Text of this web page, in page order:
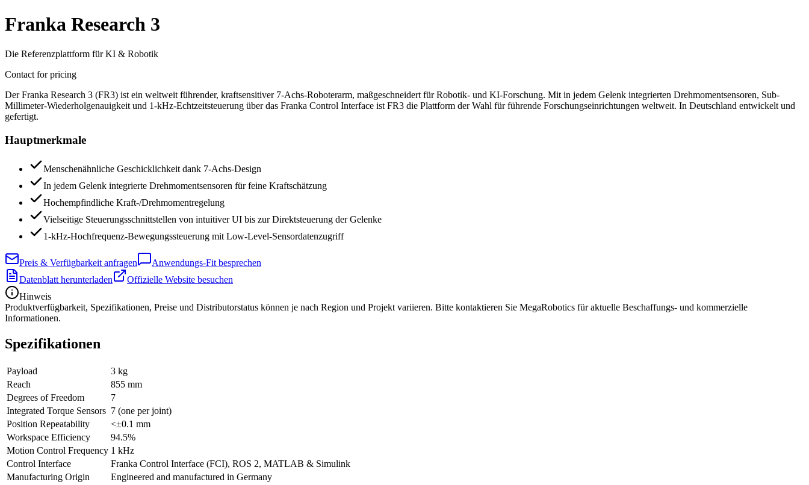
Franka Research 3
Die Referenzplattform für KI & Robotik
Contact for pricing
Der Franka Research 3 (FR3) ist ein weltweit führender, kraftsensitiver 7-Achs-Roboterarm, maßgeschneidert für Robotik- und KI-Forschung. Mit in jedem Gelenk integrierten Drehmomentsensoren, Sub-
Millimeter-Wiederholgenauigkeit und 1-kHz-Echtzeitsteuerung über das Franka Control Interface ist FR3 die Plattform der Wahl für führende Forschungseinrichtungen weltweit. In Deutschland entwickelt und
gefertigt.
Hauptmerkmale
Menschenähnliche Geschicklichkeit dank 7-Achs-Design
In jedem Gelenk integrierte Drehmomentsensoren für feine Kraftschätzung
Hochempfindliche Kraft-/Drehmomentregelung
Vielseitige Steuerungsschnittstellen von intuitiver UI bis zur Direktsteuerung der Gelenke
1-kHz-Hochfrequenz-Bewegungssteuerung mit Low-Level-Sensordatenzugriff
Preis & Verfügbarkeit anfragen
Anwendungs-Fit besprechen
Datenblatt herunterladen
Offizielle Website besuchen
Hinweis
Produktverfügbarkeit, Spezifikationen, Preise und Distributorstatus können je nach Region und Projekt variieren. Bitte kontaktieren Sie MegaRobotics für aktuelle Beschaffungs- und kommerzielle
Informationen.
Spezifikationen
Payload
3 kg
Reach
855 mm
Degrees of Freedom
7
Integrated Torque Sensors 7 (one per joint)
Position Repeatability
<±0.1 mm
Workspace Efficiency
94.5%
Motion Control Frequency 1 kHz
Control Interface
Franka Control Interface (FCI), ROS 2, MATLAB & Simulink
Manufacturing Origin
Engineered and manufactured in Germany